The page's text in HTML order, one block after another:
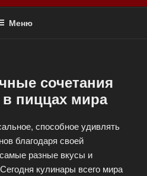
Меню
сочетания
пиццах мира
способное удивлять
благодаря своей
разные вкусы и
кулинары всего мира